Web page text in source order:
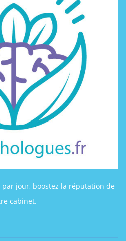
jour, boostez la réputation de
cabinet.